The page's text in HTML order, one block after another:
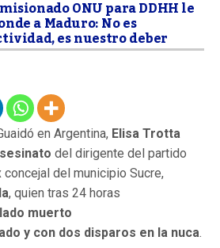
ONU para DDHH le
a Maduro: No es
es nuestro deber
en Argentina, Elisa Trotta
del dirigente del partido
del municipio Sucre,
, quien tras 24 horas
muerto
y con dos disparos en la nuca.